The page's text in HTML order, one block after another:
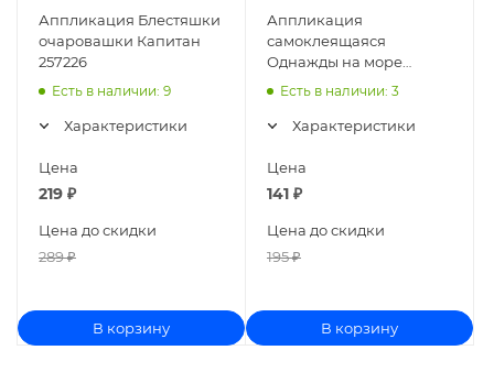
Аппликация Блестяшки
очаровашки Капитан
257226
Есть в наличии: 9
Характеристики
Цена
219 ₽
Цена до скидки
289₽
В корзину
Аппликация
самоклеящаяся
Однажды на море
257025
Есть в наличии: 3
Характеристики
Цена
141 ₽
Цена до скидки
195₽
В корзину